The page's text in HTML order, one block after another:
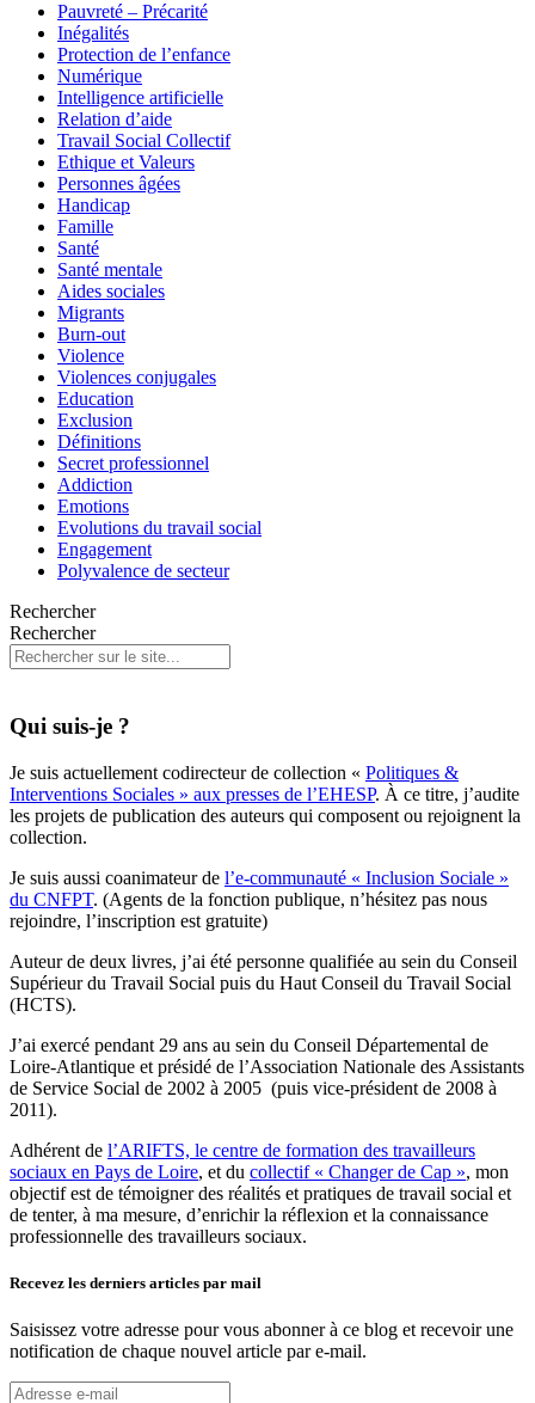
Pauvreté – Précarité
Inégalités
Protection de l’enfance
Numérique
Intelligence artificielle
Relation d’aide
Travail Social Collectif
Ethique et Valeurs
Personnes âgées
Handicap
Famille
Santé
Santé mentale
Aides sociales
Migrants
Burn-out
Violence
Violences conjugales
Education
Exclusion
Définitions
Secret professionnel
Addiction
Emotions
Evolutions du travail social
Engagement
Polyvalence de secteur
Rechercher
Rechercher
Qui suis-je ?
Je suis actuellement codirecteur de collection « Politiques &
Interventions Sociales » aux presses de l’EHESP. À ce titre, j’audite
les projets de publication des auteurs qui composent ou rejoignent la
collection.
Je suis aussi coanimateur de l’e-communauté « Inclusion Sociale »
du CNFPT. (Agents de la fonction publique, n’hésitez pas nous
rejoindre, l’inscription est gratuite)
Auteur de deux livres, j’ai été personne qualifiée au sein du Conseil
Supérieur du Travail Social puis du Haut Conseil du Travail Social
(HCTS).
J’ai exercé pendant 29 ans au sein du Conseil Départemental de
Loire-Atlantique et présidé de l’Association Nationale des Assistants
de Service Social de 2002 à 2005 (puis vice-président de 2008 à
2011).
Adhérent de l’ARIFTS, le centre de formation des travailleurs
sociaux en Pays de Loire, et du collectif « Changer de Cap », mon
objectif est de témoigner des réalités et pratiques de travail social et
de tenter, à ma mesure, d’enrichir la réflexion et la connaissance
professionnelle des travailleurs sociaux.
Recevez les derniers articles par mail
Saisissez votre adresse pour vous abonner à ce blog et recevoir une
notification de chaque nouvel article par e-mail.
Adresse